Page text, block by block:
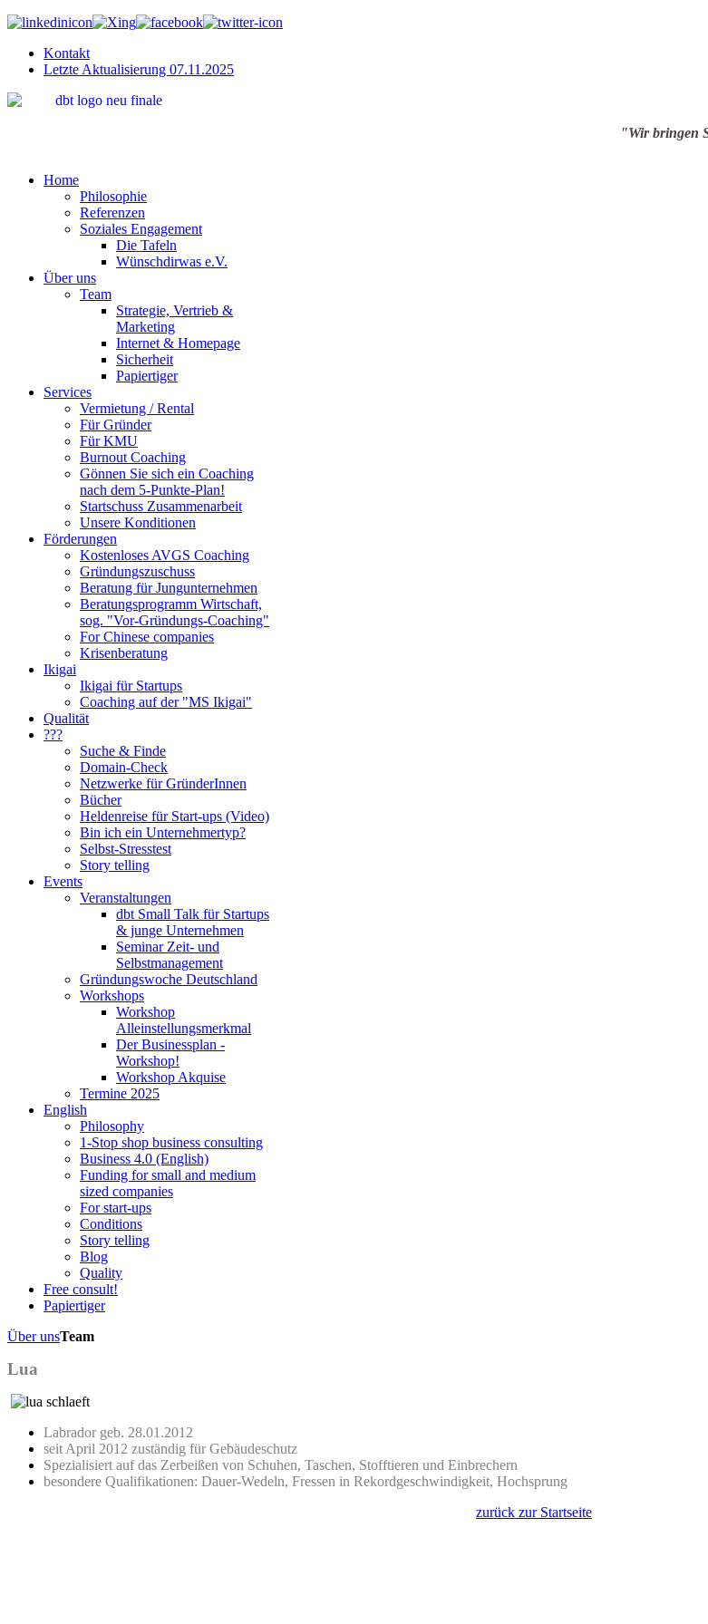
Kontakt
Letzte Aktualisierung 07.11.2025
"Wir bringen Sie ins
Home
Philosophie
Referenzen
Soziales Engagement
Die Tafeln
Wünschdirwas e.V.
Über uns
Team
Strategie, Vertrieb &
Marketing
Internet & Homepage
Sicherheit
Papiertiger
Services
Vermietung / Rental
Für Gründer
Für KMU
Burnout Coaching
Gönnen Sie sich ein Coaching
nach dem 5-Punkte-Plan!
Startschuss Zusammenarbeit
Unsere Konditionen
Förderungen
Kostenloses AVGS Coaching
Gründungszuschuss
Beratung für Jungunternehmen
Beratungsprogramm Wirtschaft,
sog. "Vor-Gründungs-Coaching"
For Chinese companies
Krisenberatung
Ikigai
Ikigai für Startups
Coaching auf der "MS Ikigai"
Qualität
???
Suche & Finde
Domain-Check
Netzwerke für GründerInnen
Bücher
Heldenreise für Start-ups (Video)
Bin ich ein Unternehmertyp?
Selbst-Stresstest
Story telling
Events
Veranstaltungen
dbt Small Talk für Startups
& junge Unternehmen
Seminar Zeit- und
Selbstmanagement
Gründungswoche Deutschland
Workshops
Workshop
Alleinstellungsmerkmal
Der Businessplan -
Workshop!
Workshop Akquise
Termine 2025
English
Philosophy
1-Stop shop business consulting
Business 4.0 (English)
Funding for small and medium
sized companies
For start-ups
Conditions
Story telling
Blog
Quality
Free consult!
Papiertiger
Über unsTeam
Lua
Labrador geb. 28.01.2012
seit April 2012 zuständig für Gebäudeschutz
Spezialisiert auf das Zerbeißen von Schuhen, Taschen, Stofftieren und Einbrechern
besondere Qualifikationen: Dauer-Wedeln, Fressen in Rekordgeschwindigkeit, Hochsprung
zurück zur Startseite